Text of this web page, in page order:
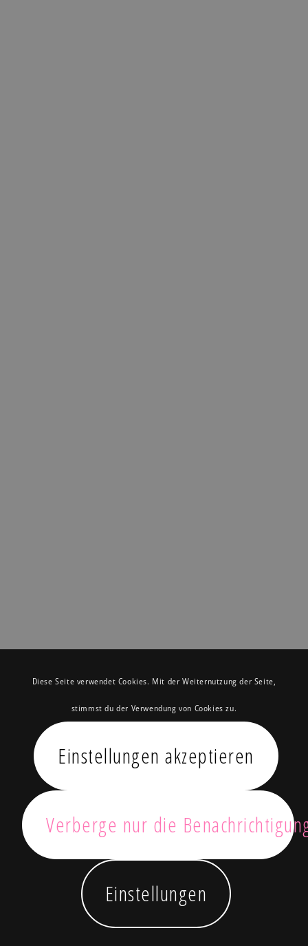
Diese Seite verwendet Cookies. Mit der Weiternutzung der Seite,
stimmst du der Verwendung von Cookies zu.
Einstellungen akzeptieren
Verberge nur die
Einstellungen